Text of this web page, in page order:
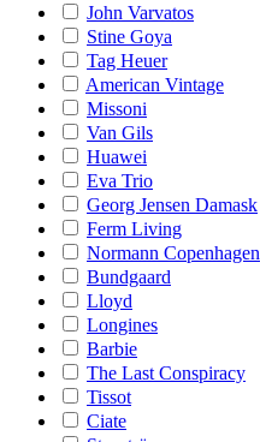
John Varvatos
Stine Goya
Tag Heuer
American Vintage
Missoni
Van Gils
Huawei
Eva Trio
Georg Jensen Damask
Ferm Living
Normann Copenhagen
Bundgaard
Lloyd
Longines
Barbie
The Last Conspiracy
Tissot
Ciate